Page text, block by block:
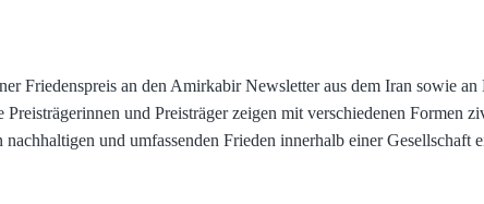
Friedenspreis an den Amirkabir Newsletter aus dem Iran sowie
und Preisträger zeigen mit verschiedenen Formen
und umfassenden Frieden innerhalb einer Gesellschaft